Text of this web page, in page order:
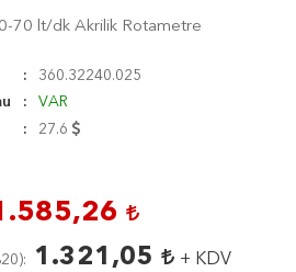
70 lt/dk Akrilik Rotametre
360.32240.025
VAR
27.6
) 1.321,05 + KDV